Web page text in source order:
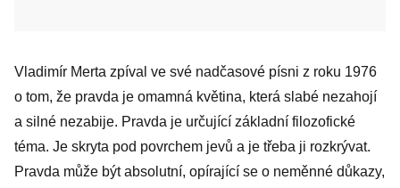
Vladimír Merta zpíval ve své nadčasové písni z roku 1976
o tom, že pravda je omamná květina, která slabé nezahojí
a silné nezabije. Pravda je určující základní filozofické
téma. Je skryta pod povrchem jevů a je třeba ji rozkrývat.
Pravda může být absolutní, opírající se o neměnné důkazy,